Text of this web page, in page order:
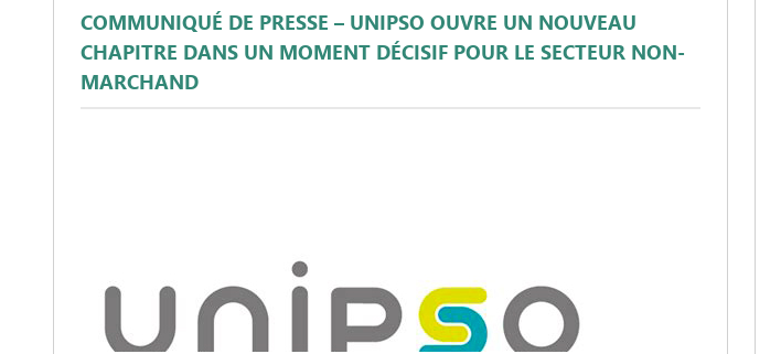
COMMUNIQUÉ DE PRESSE – UNIPSO OUVRE UN NOUVEAU
CHAPITRE DANS UN MOMENT DÉCISIF POUR LE SECTEUR NON-
MARCHAND